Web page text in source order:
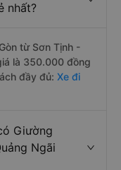
nhất?
từ Sơn Tịnh -
là 350.000 đồng
đầy đủ: Xe đi
Giường
Ngãi